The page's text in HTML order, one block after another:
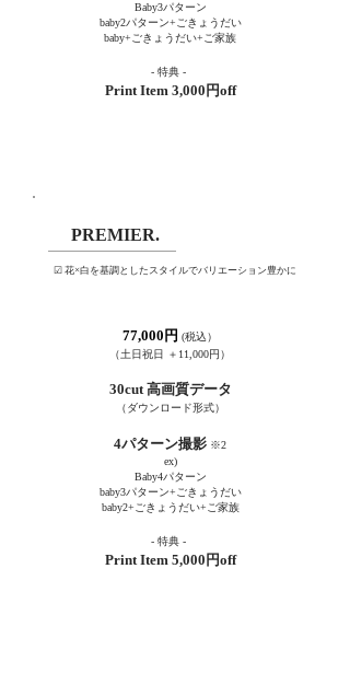
Baby3パターン
baby2パターン+ごきょうだい
baby+ごきょうだい+ご家族
- 特典 -
Print Item 3,000円off
PREMIER.
☑︎ 花×白を基調としたスタイルでバリエーション豊かに
77,000円 (税込）
​（土日祝日 ＋11,000円）
30cut 高画質データ
（ダウンロード形式​）
4パターン撮影 ※2
ex)
Baby4パターン
baby3パターン+ごきょうだい
baby2+ごきょうだい+ご家族
- 特典 -
Print Item 5,000円off